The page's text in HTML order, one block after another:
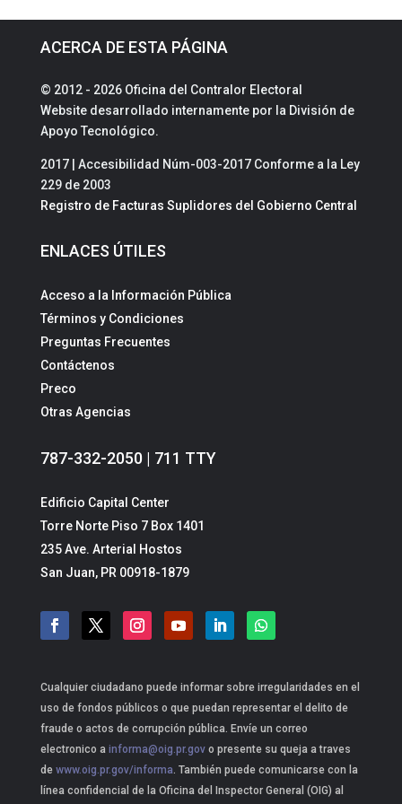
ACERCA DE ESTA PÁGINA
© 2012 - 2026 Oficina del Contralor Electoral
Website desarrollado internamente por la División de
Apoyo Tecnológico.
2017 | Accesibilidad Núm-003-2017 Conforme a la Ley
229 de 2003
Registro de Facturas Suplidores del Gobierno Central
ENLACES ÚTILES
Acceso a la Información Pública
Términos y Condiciones
Preguntas Frecuentes
Contáctenos
Preco
Otras Agencias
787-332-2050 | 711 TTY
Edificio Capital Center
Torre Norte Piso 7 Box 1401
235 Ave. Arterial Hostos
San Juan, PR 00918-1879
Cualquier ciudadano puede informar sobre irregularidades en el
uso de fondos públicos o que puedan representar el delito de
fraude o actos de corrupción pública. Envíe un correo
electronico a informa@oig.pr.govo presente su queja a traves
dewww.oig.pr.gov/informa. También puede comunicarse con la
línea confidencial de la Oficina del Inspector General (OIG) al